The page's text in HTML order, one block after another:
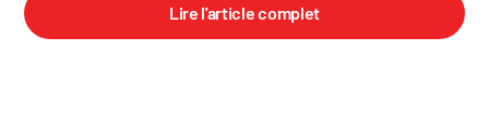
Lire l'article complet